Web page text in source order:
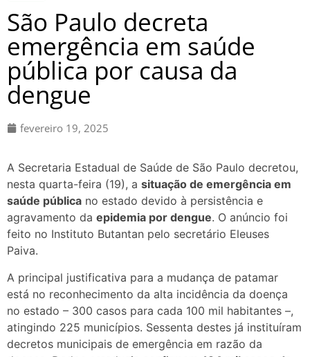
São Paulo decreta
emergência em saúde
pública por causa da
dengue
fevereiro 19, 2025
A Secretaria Estadual de Saúde de São Paulo decretou,
nesta quarta-feira (19), a situação de emergência em
saúde pública no estado devido à persistência e
agravamento da epidemia por dengue. O anúncio foi
feito no Instituto Butantan pelo secretário Eleuses
Paiva.
A principal justificativa para a mudança de patamar
está no reconhecimento da alta incidência da doença
no estado – 300 casos para cada 100 mil habitantes –,
atingindo 225 municípios. Sessenta destes já instituíram
decretos municipais de emergência em razão da